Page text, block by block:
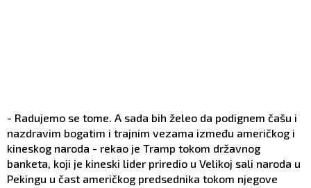
- Radujemo se tome. A sada bih želeo da podignem čašu i
nazdravim bogatim i trajnim vezama između američkog i
kineskog naroda - rekao je Tramp tokom državnog
banketa, koji je kineski lider priredio u Velikoj sali naroda u
Pekingu u čast američkog predsednika tokom njegove